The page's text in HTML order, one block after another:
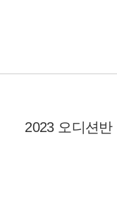
2023 오디션